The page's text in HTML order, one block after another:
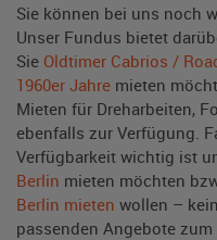
Sie können bei uns noch
Unser Fundus bietet
Sie Oldtimer Cabrios /
1960er Jahre mieten
Mieten für Dreharbeiten,
ebenfalls zur Verfügung.
Verfügbarkeit wichtig ist
Berlin mieten möchten
Berlin mieten wollen –
passenden Angebote zum